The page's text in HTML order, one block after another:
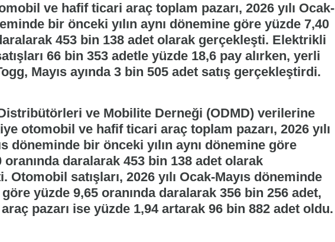
ve hafif ticari araç toplam pazarı, 2026 yılı Ocak-
bir önceki yılın aynı dönemine göre yüzde 7,40
453 bin 138 adet olarak gerçekleşti. Elektrikli
66 bin 353 adetle yüzde 18,6 pay alırken, yerli
Mayıs ayında 3 bin 505 adet satış gerçekleştirdi.
ve Mobilite Derneği (ODMD) verilerine
otomobil ve hafif ticari araç toplam pazarı, 2026 yılı
döneminde bir önceki yılın aynı dönemine göre
oranında daralarak 453 bin 138 adet olarak
Otomobil satışları, 2026 yılı Ocak-Mayıs döneminde
göre yüzde 9,65 oranında daralarak 356 bin 256 adet,
pazarı ise yüzde 1,94 artarak 96 bin 882 adet oldu.